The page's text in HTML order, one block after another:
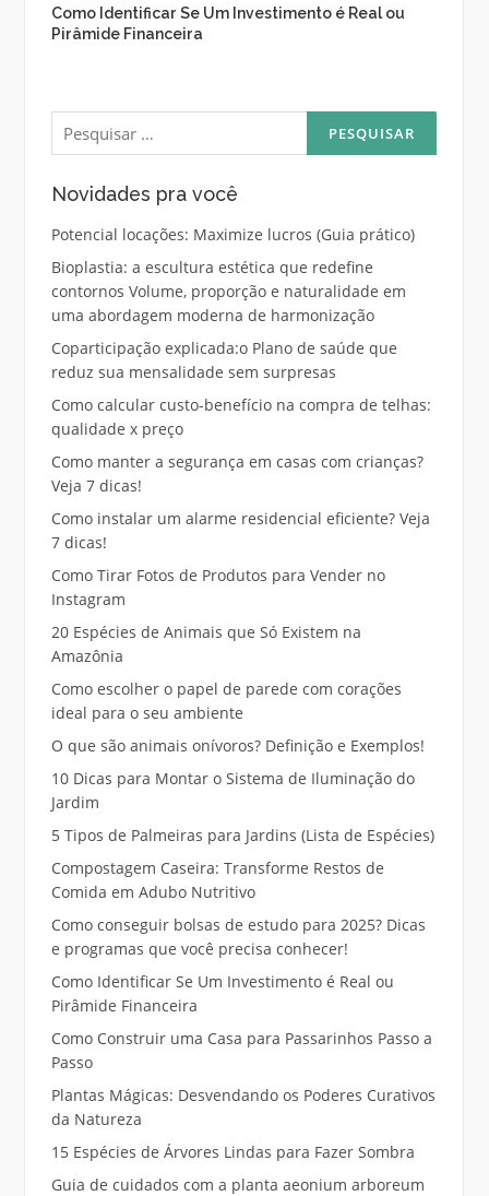
Como Identificar Se Um Investimento é Real ou
Pirâmide Financeira
Pesquisar
por:
Novidades pra você
Potencial locações: Maximize lucros (Guia prático)
Bioplastia: a escultura estética que redefine
contornos Volume, proporção e naturalidade em
uma abordagem moderna de harmonização
Coparticipação explicada:o Plano de saúde que
reduz sua mensalidade sem surpresas
Como calcular custo-benefício na compra de telhas:
qualidade x preço
Como manter a segurança em casas com crianças?
Veja 7 dicas!
Como instalar um alarme residencial eficiente? Veja
7 dicas!
Como Tirar Fotos de Produtos para Vender no
Instagram
20 Espécies de Animais que Só Existem na
Amazônia
Como escolher o papel de parede com corações
ideal para o seu ambiente
O que são animais onívoros? Definição e Exemplos!
10 Dicas para Montar o Sistema de Iluminação do
Jardim
5 Tipos de Palmeiras para Jardins (Lista de Espécies)
Compostagem Caseira: Transforme Restos de
Comida em Adubo Nutritivo
Como conseguir bolsas de estudo para 2025? Dicas
e programas que você precisa conhecer!
Como Identificar Se Um Investimento é Real ou
Pirâmide Financeira
Como Construir uma Casa para Passarinhos Passo a
Passo
Plantas Mágicas: Desvendando os Poderes Curativos
da Natureza
15 Espécies de Árvores Lindas para Fazer Sombra
Guia de cuidados com a planta aeonium arboreum